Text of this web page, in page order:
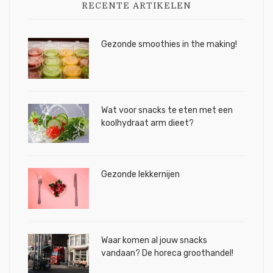
RECENTE ARTIKELEN
Gezonde smoothies in the making!
Wat voor snacks te eten met een
koolhydraat arm dieet?
Gezonde lekkernijen
Waar komen al jouw snacks
vandaan? De horeca groothandel!